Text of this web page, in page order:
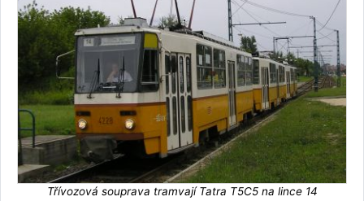
Třívozová souprava tramvají Tatra T5C5 na lince 14